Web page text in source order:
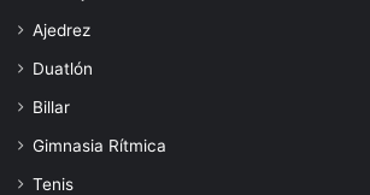
Ajedrez
Duatlón
Billar
Gimnasia Rítmica
Tenis